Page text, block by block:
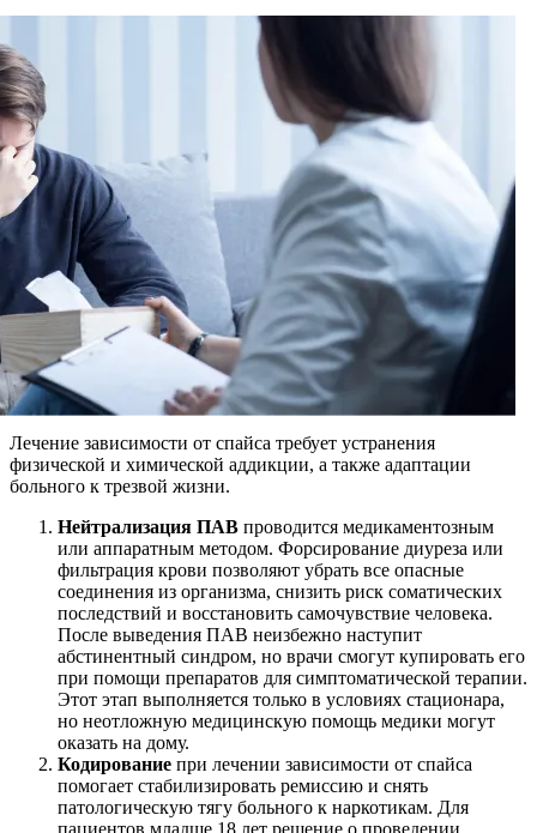
Лечение зависимости от спайса требует устранения
физической и химической аддикции, а также адаптации
больного к трезвой жизни.
Нейтрализация ПАВ проводится медикаментозным
или аппаратным методом. Форсирование диуреза или
фильтрация крови позволяют убрать все опасные
соединения из организма, снизить риск соматических
последствий и восстановить самочувствие человека.
После выведения ПАВ неизбежно наступит
абстинентный синдром, но врачи смогут купировать его
при помощи препаратов для симптоматической терапии.
Этот этап выполняется только в условиях стационара,
но неотложную медицинскую помощь медики могут
оказать на дому.
Кодирование при лечении зависимости от спайса
помогает стабилизировать ремиссию и снять
патологическую тягу больного к наркотикам. Для